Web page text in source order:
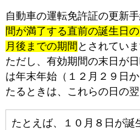
自動車の運転免許証の更新
間が満了する直前の誕生日
月後までの期間 とされていま
ただし、有効期間の末日が
は年末年始（１２月２９日
たるときは、これらの日の
たとえば、１０月８日が誕